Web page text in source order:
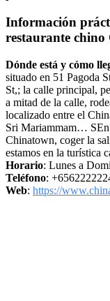
Información
restaurante chino
Dónde está y cómo
situado en 51 Pagoda
St,; la calle principal,
a mitad de la calle,
localizado entre el
Sri Mariammam… SEn
Chinatown, coger la
estamos en la turística
Horario: Lunes a
Teléfono:
Web: https://